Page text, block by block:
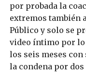
por probada la
extremos también
Público y solo se
video íntimo por lo
los seis meses
la condena por dos